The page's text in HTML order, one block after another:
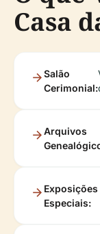
Casa
Salão
Cerimonial:
Arquivos
Exposições
Especiais: